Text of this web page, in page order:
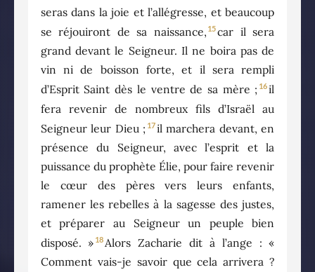
seras dans la joie et l’allégresse, et beaucoup
se réjouiront de sa naissance, 15car il sera
grand devant le Seigneur. Il ne boira pas de
vin ni de boisson forte, et il sera rempli
d’Esprit Saint dès le ventre de sa mère ; 16il
fera revenir de nombreux fils d’Israël au
Seigneur leur Dieu ; 17il marchera devant, en
présence du Seigneur, avec l’esprit et la
puissance du prophète Élie, pour faire revenir
le cœur des pères vers leurs enfants,
ramener les rebelles à la sagesse des justes,
et préparer au Seigneur un peuple bien
disposé. » 18 Alors Zacharie dit à l’ange : «
Comment vais-je savoir que cela arrivera ?